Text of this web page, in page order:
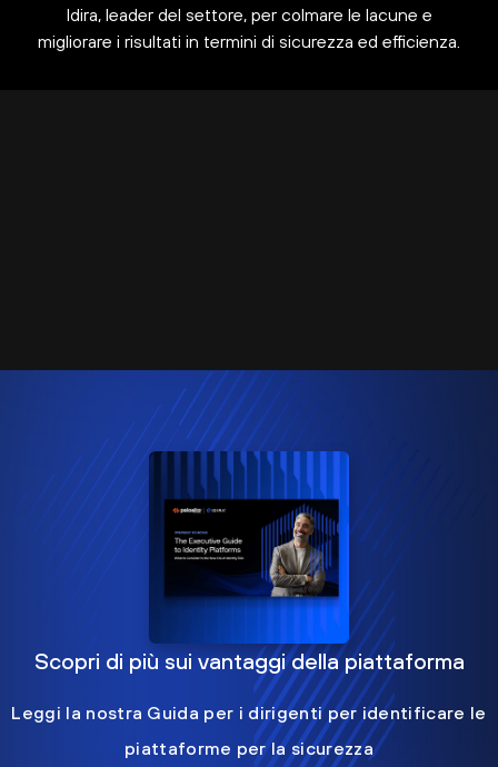
Idira, leader del settore, per colmare le lacune e
migliorare i risultati in termini di sicurezza ed efficienza.
Scopri di più sui vantaggi della piattaforma
Leggi la nostra Guida per i dirigenti per identificare le
piattaforme per la sicurezza